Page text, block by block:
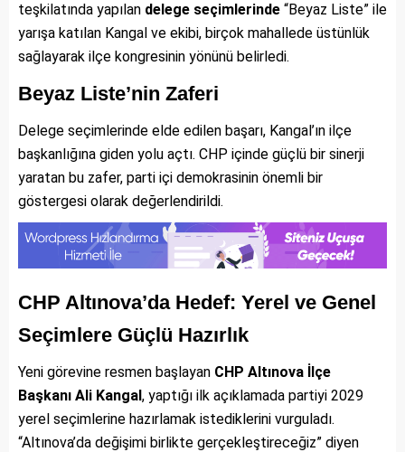
teşkilatında yapılan delege seçimlerinde “Beyaz Liste” ile
yarışa katılan Kangal ve ekibi, birçok mahallede üstünlük
sağlayarak ilçe kongresinin yönünü belirledi.
Beyaz Liste’nin Zaferi
Delege seçimlerinde elde edilen başarı, Kangal’ın ilçe
başkanlığına giden yolu açtı. CHP içinde güçlü bir sinerji
yaratan bu zafer, parti içi demokrasinin önemli bir
göstergesi olarak değerlendirildi.
CHP Altınova’da Hedef: Yerel ve Genel
Seçimlere Güçlü Hazırlık
Yeni görevine resmen başlayan CHP Altınova İlçe
Başkanı Ali Kangal, yaptığı ilk açıklamada partiyi 2029
yerel seçimlerine hazırlamak istediklerini vurguladı.
“Altınova’da değişimi birlikte gerçekleştireceğiz” diyen